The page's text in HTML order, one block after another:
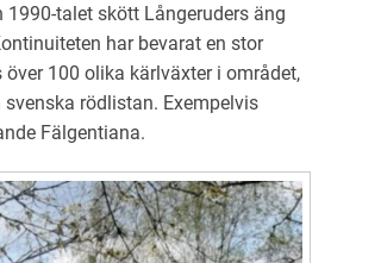
talet skött Långeruders äng
har bevarat en stor
100 olika kärlväxter i området,
rödlistan. Exempelvis
Fälgentiana.